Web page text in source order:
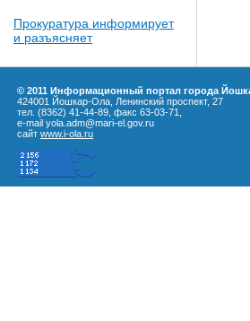
Прокуратура информирует
и разъясняет
© 2011 Информационный портал города
424001 Йошкар-Ола, Ленинский проспект, 27
тел. (8362) 41-44-89, факс 63-03-71,
e-mail yola.adm@mari-el.gov.ru
сайт www.i-ola.ru